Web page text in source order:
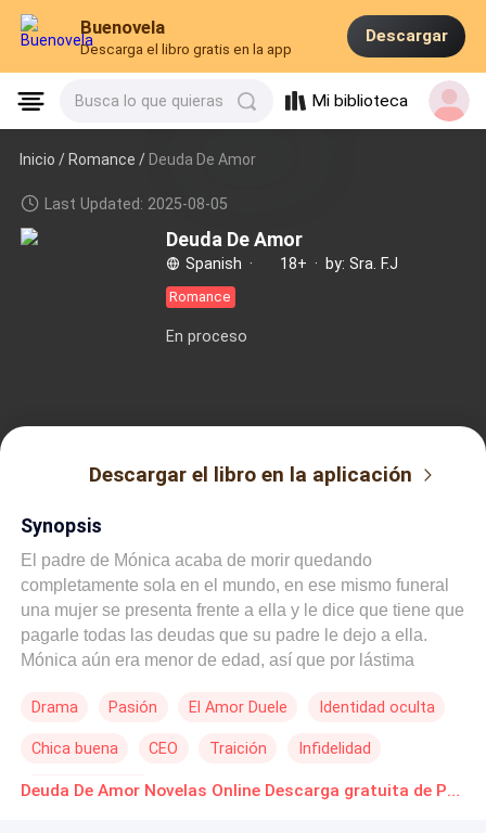
Buenovela
Descarga el libro gratis en la app
Descargar
Busca lo que quieras Mi biblioteca
Inicio /Romance / Deuda De Amor
Last Updated: 2025-08-05
Deuda De Amor
Spanish · 18+ · by: Sra. F.J
Romance
En proceso
Descargar el libro en la aplicación
Synopsis
El padre de Mónica acaba de morir quedando
completamente sola en el mundo, en ese mismo funeral
una mujer se presenta frente a ella y le dice que tiene que
pagarle todas las deudas que su padre le dejo a ella.
Mónica aún era menor de edad, así que por lástima
sus deudas. Mónica acepta, pero solo es una herramienta
Montgomery, el hombre con el que se casó para sacar
todo su dinero y un completo idiota que la trata como
Drama Pasión El Amor Duele Identidad oculta
Chica buena CEO Traición Infidelidad
De Odio al Amor Deuda De Amor Novelas Online Descarga gratuita de PDF